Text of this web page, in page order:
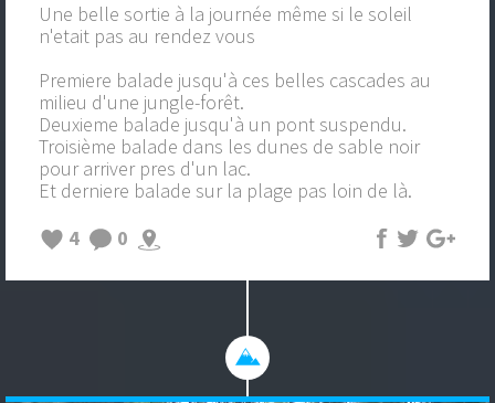
Une belle sortie à la journée même si le soleil
n'etait pas au rendez vous
Premiere balade jusqu'à ces belles cascades au
milieu d'une jungle-forêt.
Deuxieme balade jusqu'à un pont suspendu.
Troisième balade dans les dunes de sable noir
pour arriver pres d'un lac.
Et derniere balade sur la plage pas loin de là.
4
0